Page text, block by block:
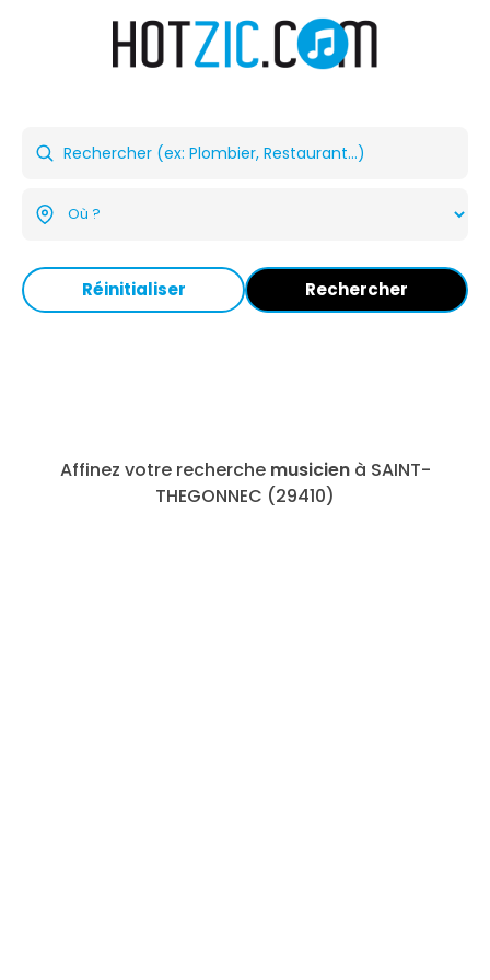
Réinitialiser Rechercher
Affinez votre recherche musicienà SAINT-
THEGONNEC (29410)